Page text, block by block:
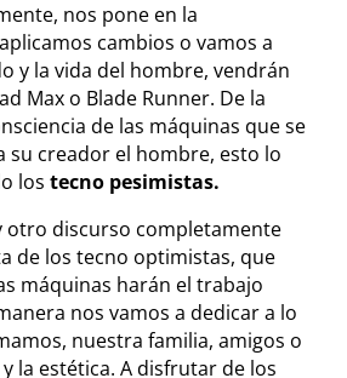
nos pone en la
cambios o vamos a
y la vida del hombre, vendrán
Max o Blade Runner. De la
de las máquinas que se
su creador el hombre, esto lo
los tecno pesimistas.
otro discurso completamente
de los tecno optimistas, que
máquinas harán el trabajo
nos vamos a dedicar a lo
nuestra familia, amigos o
la estética. A disfrutar de los